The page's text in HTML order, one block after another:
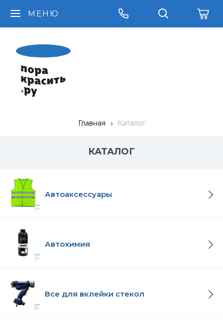
МЕНЮ
Главная Каталог
КАТАЛОГ
Автоаксессуары
Автохимия
Все для вклейки стекол